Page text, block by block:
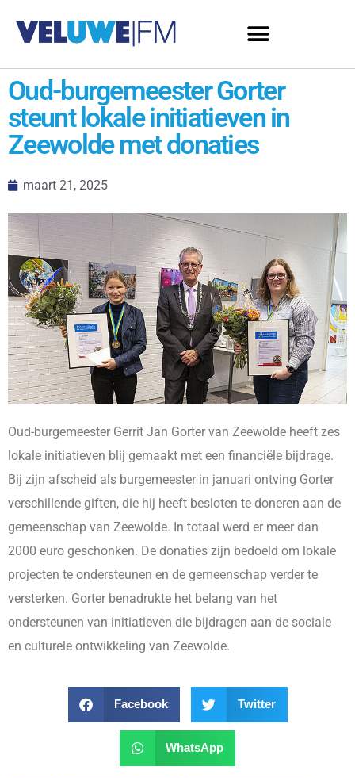
Oud-burgemeester Gorter
steunt lokale initiatieven in
Zeewolde met donaties
maart 21, 2025
Oud-burgemeester Gerrit Jan Gorter van Zeewolde heeft zes
lokale initiatieven blij gemaakt met een financiële bijdrage.
Bij zijn afscheid als burgemeester in januari ontving Gorter
verschillende giften, die hij heeft besloten te doneren aan de
gemeenschap van Zeewolde. In totaal werd er meer dan
2000 euro geschonken. De donaties zijn bedoeld om lokale
projecten te ondersteunen en de gemeenschap verder te
versterken. Gorter benadrukte het belang van het
ondersteunen van initiatieven die bijdragen aan de sociale
en culturele ontwikkeling van Zeewolde.
Facebook Twitter
WhatsApp